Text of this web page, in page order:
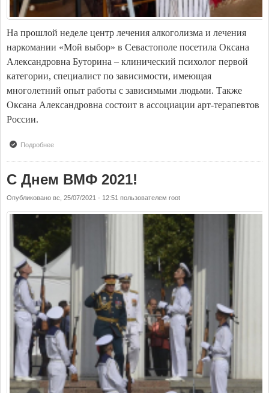
На прошлой неделе центр лечения алкоголизма и лечения
наркомании «Мой выбор» в Севастополе посетила Оксана
Александровна Буторина – клинический психолог первой
категории, специалист по зависимости, имеющая
многолетний опыт работы с зависимыми людьми. Также
Оксана Александровна состоит в ассоциации арт-терапевтов
России.
Подробнеео Обучающий тренинг и лечение наркомании в Крыму
С Днем ВМФ 2021!
Опубликовано вс, 25/07/2021 - 12:51 пользователем root